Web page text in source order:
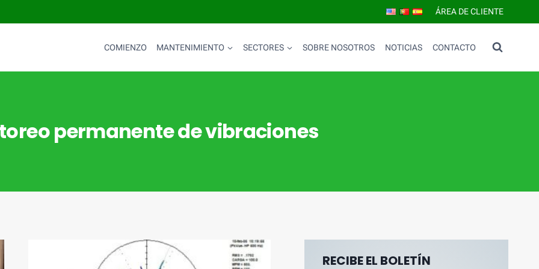
ÁREA DE CLIENTE
COMIENZO MANTENIMIENTO SECTORES SOBRE NOSOTROS NOTICIAS CONTACTO
permanente de vibraciones
RECIBE EL BOLETÍN